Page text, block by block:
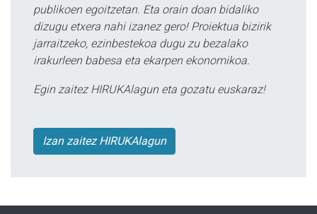
publikoen egoitzetan. Eta orain doan bidaliko
dizugu etxera nahi izanez gero! Proiektua bizirik
jarraitzeko, ezinbestekoa dugu zu bezalako
irakurleen babesa eta ekarpen ekonomikoa.
Egin zaitez HIRUKAlagun eta gozatu euskaraz!
Izan zaitez HIRUKAlagun